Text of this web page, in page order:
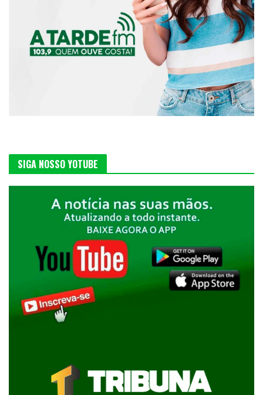
SIGA NOSSO YOTUBE